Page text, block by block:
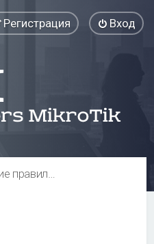
Вход
Регистрация
Общие правила форума и полезная информация